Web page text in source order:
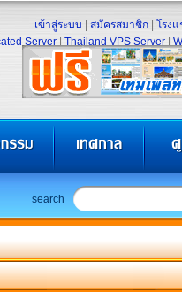
เข้าสู่ระบบ สมัครสมาชิก โรงแ
Server Thailand VPS Server
search